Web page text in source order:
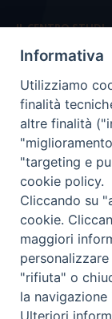
IL CENTRO STUDI
La nostra storia
Statuto
Presidenza e
Consiglio
Coordinamento
COPYRIGHT
Informativa
Utilizziamo
finalità
altre finalità
"targeting e
cookie policy.
Cliccando su
cookie.
maggiori
"rifiuta" o
la